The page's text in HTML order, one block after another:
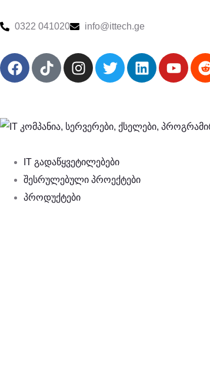
0322 041020 info@ittech.ge
IT გადაწყვეტილებები
შესრულებული პროექტები
პროდუქტები